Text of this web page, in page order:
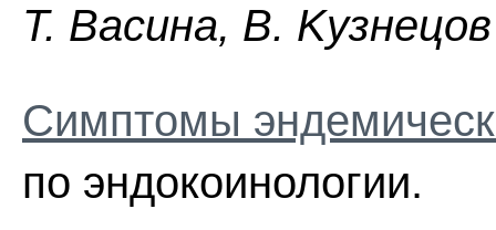
Т. Bacинa, B. Kyзнeцoв
Симптомы
по эндокоинологии.